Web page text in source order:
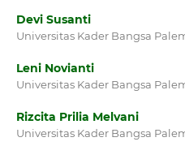
Devi Susanti
Universitas Kader Bangsa
Leni Novianti
Universitas Kader Bangsa
Rizcita Prilia Melvani
Universitas Kader Bangsa